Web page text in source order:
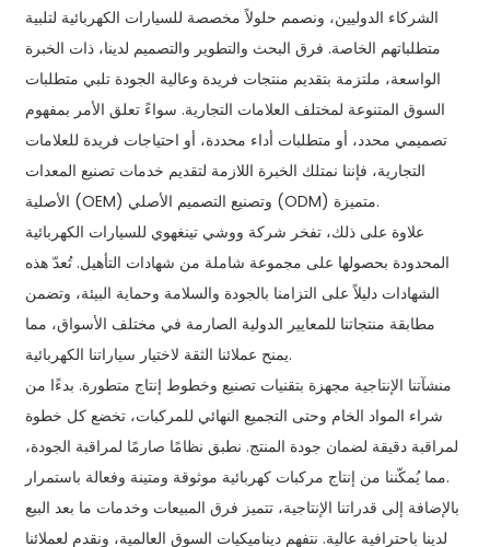
الشركاء الدوليين، ونصمم حلولاً مخصصة للسيارات الكهربائية لتلبية
متطلباتهم الخاصة. فرق البحث والتطوير والتصميم لدينا، ذات الخبرة
الواسعة، ملتزمة بتقديم منتجات فريدة وعالية الجودة تلبي متطلبات
السوق المتنوعة لمختلف العلامات التجارية. سواءً تعلق الأمر بمفهوم
تصميمي محدد، أو متطلبات أداء محددة، أو احتياجات فريدة للعلامات
التجارية، فإننا نمتلك الخبرة اللازمة لتقديم خدمات تصنيع المعدات
الأصلية (OEM) وتصنيع التصميم الأصلي (ODM) متميزة.
علاوة على ذلك، تفخر شركة ووشي تينغهوي للسيارات الكهربائية
المحدودة بحصولها على مجموعة شاملة من شهادات التأهيل. تُعدّ هذه
الشهادات دليلاً على التزامنا بالجودة والسلامة وحماية البيئة، وتضمن
مطابقة منتجاتنا للمعايير الدولية الصارمة في مختلف الأسواق، مما
يمنح عملائنا الثقة لاختيار سياراتنا الكهربائية.
منشآتنا الإنتاجية مجهزة بتقنيات تصنيع وخطوط إنتاج متطورة. بدءًا من
شراء المواد الخام وحتى التجميع النهائي للمركبات، تخضع كل خطوة
لمراقبة دقيقة لضمان جودة المنتج. نطبق نظامًا صارمًا لمراقبة الجودة،
مما يُمكّننا من إنتاج مركبات كهربائية موثوقة ومتينة وفعالة باستمرار.
بالإضافة إلى قدراتنا الإنتاجية، تتميز فرق المبيعات وخدمات ما بعد البيع
لدينا باحترافية عالية. نتفهم ديناميكيات السوق العالمية، ونقدم لعملائنا